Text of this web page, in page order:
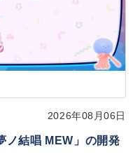
2026年08月06日
ノ結唱 MEW」の開発